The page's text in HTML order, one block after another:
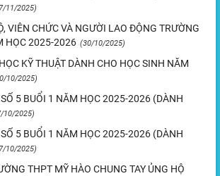
11/2025)
VIÊN CHỨC VÀ NGƯỜI LAO ĐỘNG TRƯỜNG
HỌC 2025-2026 (30/10/2025)
KỸ THUẬT DÀNH CHO HỌC SINH NĂM
10/2025)
5 BUỔI 1 NĂM HỌC 2025-2026 (DÀNH
10/2025)
5 BUỔI 1 NĂM HỌC 2025-2026 (DÀNH
10/2025)
THPT MỸ HÀO CHUNG TAY ỦNG HỘ